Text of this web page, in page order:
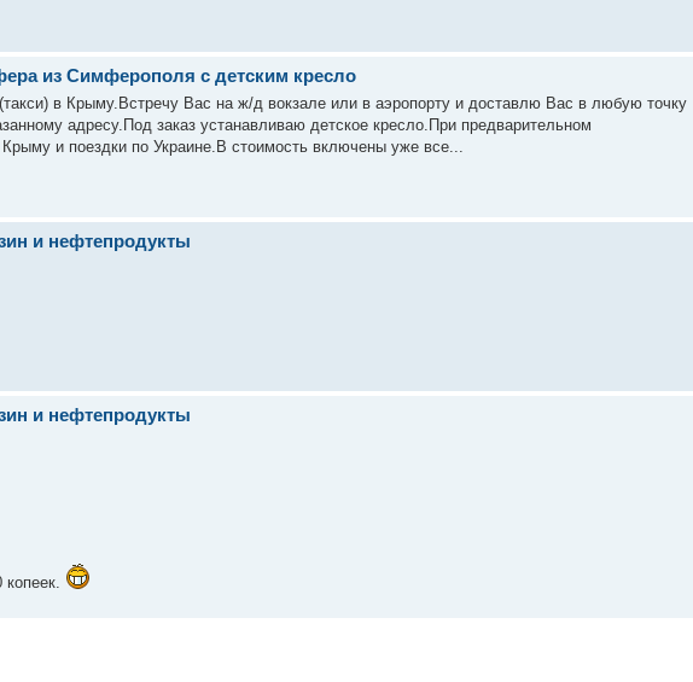
из Симферополя с детским кресло
в Крыму.Встречу Вас на ж/д вокзале или в аэропорту и доставлю Вас в любую точку
адресу.Под заказ устанавливаю детское кресло.При предварительном
и поездки по Украине.В стоимость включены уже все...
и нефтепродукты
и нефтепродукты
копеек.